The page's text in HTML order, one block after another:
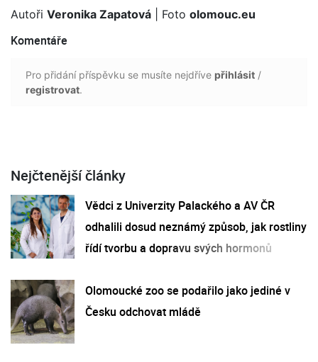
Autoři Veronika Zapatová | Foto olomouc.eu
Komentáře
Pro přidání příspěvku se musíte nejdříve přihlásit /
registrovat.
Nejčtenější články
Vědci z Univerzity Palackého a AV ČR
odhalili dosud neznámý způsob, jak rostliny
řídí tvorbu a dopravu svých hormonů
Olomoucké zoo se podařilo jako jediné v
Česku odchovat mládě